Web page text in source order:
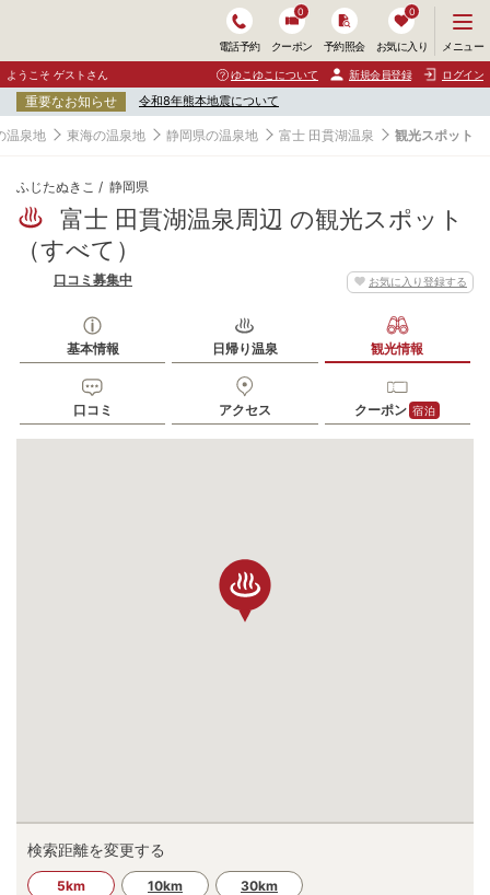
電話予約 クーポン
0
予約照会 お気に入り
0
ニ
ュ
ー
開
く
メニュー
ようこそ ゲストさん ゆこゆこについて 新規会員登録 ログイン
重要なお知らせ 令和8年熊本地震について
温泉地 東海の温泉地 静岡県の温泉地 富士 田貫湖温泉 観光スポット
ふじたぬきこ 静岡県
富士 田貫湖温泉周辺 の観光スポット
（すべて）
お気に入り登録する
口コミ募集中
基本情報 日帰り温泉 観光情報
口コミ アクセス クーポン 宿泊
検索距離を変更する
5km 10km 30km